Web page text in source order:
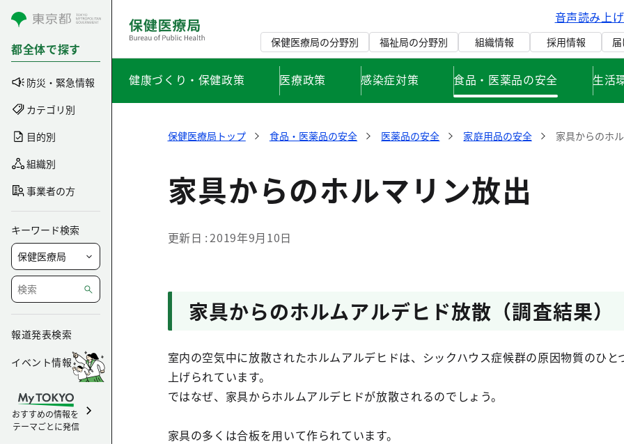
コンテンツにスキップ
都全体で探す
防災・緊急情報
カテゴリ別
目的別
組織別
事業者の方
キーワード検索
報道発表検索
イベント情報
おすすめの情報を
テーマごとに発信
音声読み上
保健医療局の分野別 福祉局の分野別 組織情報 採用情報
健康づくり・保健政策 医療政策 感染症対策 食品・医薬品の安全 生活
保健医療局トップ 食品・医薬品の安全 医薬品の安全 家庭用品の安全 家具からのホ
家具からのホルマリン放出
更新日 2019年9月10日
家具からのホルムアルデヒド放散（調査結果）
室内の空気中に放散されたホルムアルデヒドは、シックハウス症候群の原因物質のひと
上げられています。
ではなぜ、家具からホルムアルデヒドが放散されるのでしょう。
家具の多くは合板を用いて作られています。